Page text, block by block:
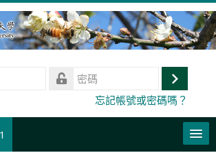
登
忘記帳號或密碼嗎？